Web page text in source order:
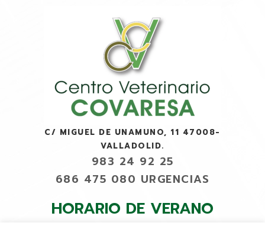
C/ MIGUEL DE UNAMUNO, 11 47008-
VALLADOLID.
983 24 92 25
686 475 080 URGENCIAS
HORARIO DE VERANO